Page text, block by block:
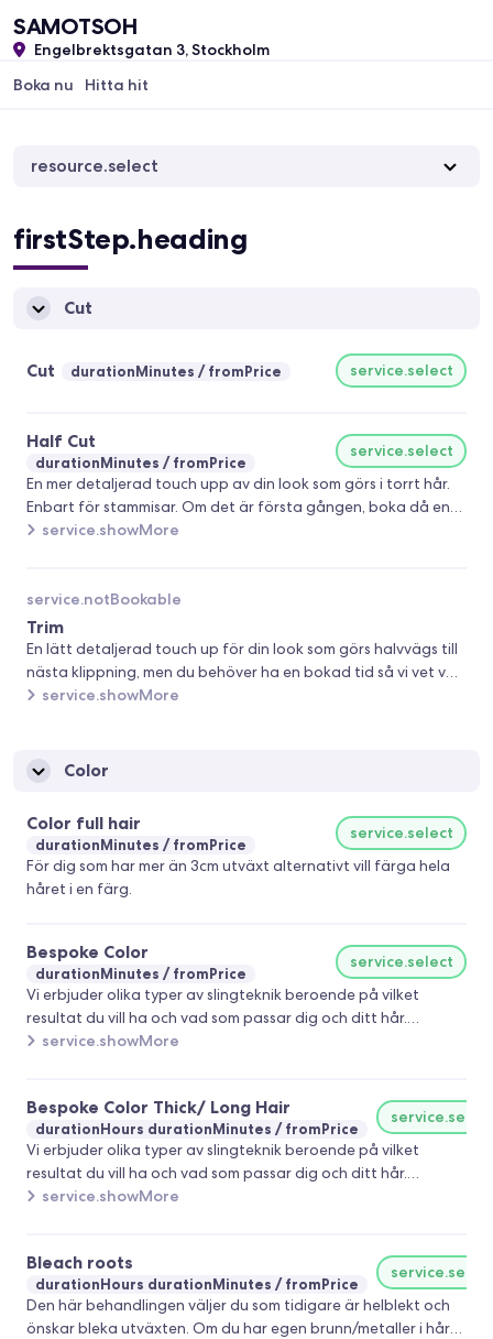
SAMOTSOH
Engelbrektsgatan 3, Stockholm
Boka nu
Hitta hit
resource.select
firstStep.heading
Cut
Cut durationMinutes fromPrice service.select
Half Cut
durationMinutes fromPrice
service.select
En mer detaljerad touch upp av din look som görs i torrt hår.
Enbart för stammisar. Om det är första gången, boka då en
Cut 60min.
service.showMore
Trim
service.notBookable
En lätt detaljerad touch up för din look som görs halvvägs till
nästa klippning, men du behöver ha en bokad tid så vi vet vad
som behöver fixas.
service.showMore
Color
Color full hair
durationMinutes fromPrice
service.select
För dig som har mer än 3cm utväxt alternativt vill färga hela
håret i en färg.
Bespoke Color
durationMinutes fromPrice
service.select
Vi erbjuder olika typer av slingteknik beroende på vilket
resultat du vill ha och vad som passar dig och ditt hår.
Diskutera med din frisör. Highlights Balayage Foilayage
service.showMore
Bespoke Color Thick/ Long Hair
durationHours durationMinutes fromPrice
service.select
Vi erbjuder olika typer av slingteknik beroende på vilket
resultat du vill ha och vad som passar dig och ditt hår.
Diskutera med din frisör. Highlights Balayage Foilayage
service.showMore
Bleach roots
durationHours durationMinutes fromPrice
service.select
Den här behandlingen väljer du som tidigare är helblekt och
önskar bleka utväxten. Om du har egen brunn/metaller i håret